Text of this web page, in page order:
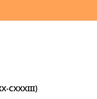
CXXXIII)